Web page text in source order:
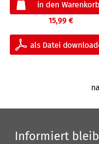
15,99 €
Informiert